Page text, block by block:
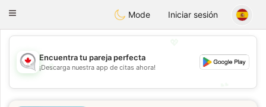
CANADIAN chat
Toggle
Mode Iniciar sesión
💕
Encuentra tu pareja perfecta
¡Descarga nuestra app de citas ahora!